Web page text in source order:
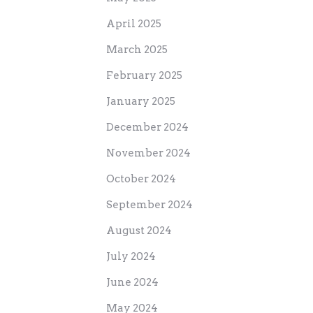
April 2025
March 2025
February 2025
January 2025
December 2024
November 2024
October 2024
September 2024
August 2024
July 2024
June 2024
May 2024